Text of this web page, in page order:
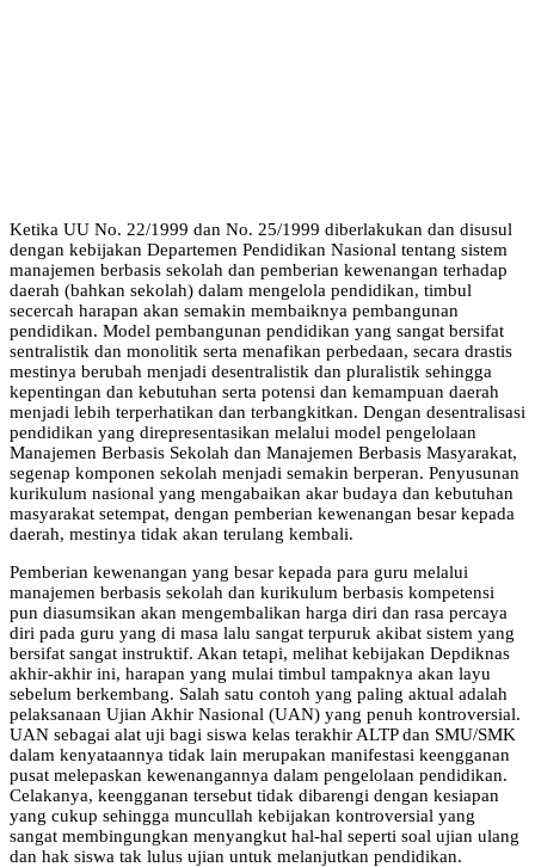
Ketika UU No. 22/1999 dan No. 25/1999 diberlakukan dan disusul
dengan kebijakan Departemen Pendidikan Nasional tentang sistem
manajemen berbasis sekolah dan pemberian kewenangan terhadap
daerah (bahkan sekolah) dalam mengelola pendidikan, timbul
secercah harapan akan semakin membaiknya pembangunan
pendidikan. Model pembangunan pendidikan yang sangat bersifat
sentralistik dan monolitik serta menafikan perbedaan, secara drastis
mestinya berubah menjadi desentralistik dan pluralistik sehingga
kepentingan dan kebutuhan serta potensi dan kemampuan daerah
menjadi lebih terperhatikan dan terbangkitkan. Dengan desentralisasi
pendidikan yang direpresentasikan melalui model pengelolaan
Manajemen Berbasis Sekolah dan Manajemen Berbasis Masyarakat,
segenap komponen sekolah menjadi semakin berperan. Penyusunan
kurikulum nasional yang mengabaikan akar budaya dan kebutuhan
masyarakat setempat, dengan pemberian kewenangan besar kepada
daerah, mestinya tidak akan terulang kembali.
Pemberian kewenangan yang besar kepada para guru melalui
manajemen berbasis sekolah dan kurikulum berbasis kompetensi
pun diasumsikan akan mengembalikan harga diri dan rasa percaya
diri pada guru yang di masa lalu sangat terpuruk akibat sistem yang
bersifat sangat instruktif. Akan tetapi, melihat kebijakan Depdiknas
akhir-akhir ini, harapan yang mulai timbul tampaknya akan layu
sebelum berkembang. Salah satu contoh yang paling aktual adalah
pelaksanaan Ujian Akhir Nasional (UAN) yang penuh kontroversial.
UAN sebagai alat uji bagi siswa kelas terakhir ALTP dan SMU/SMK
dalam kenyataannya tidak lain merupakan manifestasi keengganan
pusat melepaskan kewenangannya dalam pengelolaan pendidikan.
Celakanya, keengganan tersebut tidak dibarengi dengan kesiapan
yang cukup sehingga muncullah kebijakan kontroversial yang
sangat membingungkan menyangkut hal-hal seperti soal ujian ulang
dan hak siswa tak lulus ujian untuk melanjutkan pendidikan.